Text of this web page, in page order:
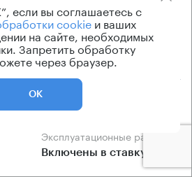
13
км ~22 мин
по запросу
Эксплуатационные расходы
Включены в ставку
если вы соглашаетесь с
cookieи ваших
на сайте, необходимых
Запретить обработку
через браузер.
ОК